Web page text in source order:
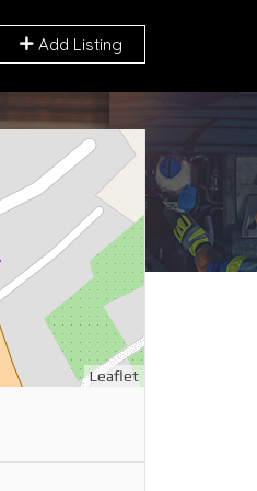
Add Listing
Leaflet